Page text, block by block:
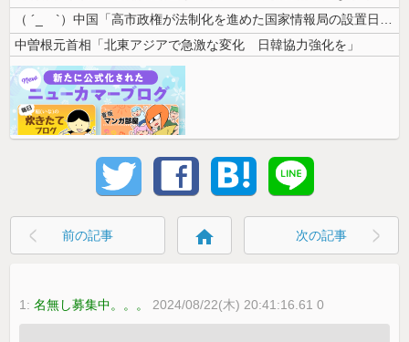
（ ´_ゝ`）中国「高市政権が法制化を進めた国家情報局の設置日が7月3...
中曽根元首相「北東アジアで急激な変化 日韓協力強化を」
前の記事 home 次の記事
1:名無し募集中。。。2024/08/22(木) 20:41:16.61 0